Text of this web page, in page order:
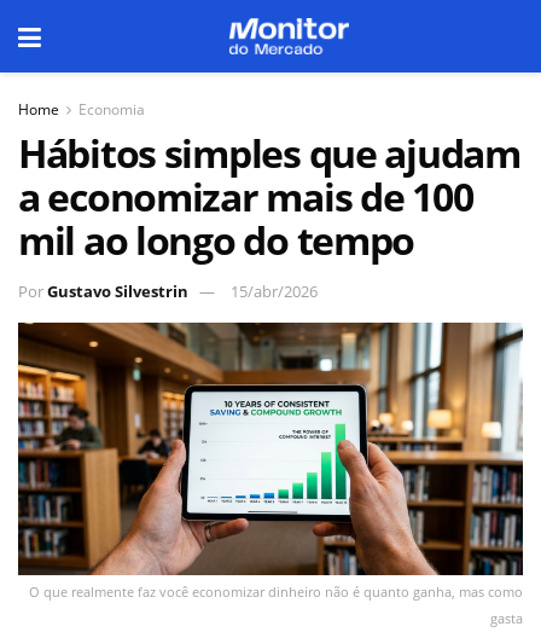
Home Economia
Hábitos simples que ajudam
a economizar mais de 100
mil ao longo do tempo
PorGustavo Silvestrin 15/abr/2026
O que realmente faz você economizar dinheiro não é quanto ganha, mas como
gasta